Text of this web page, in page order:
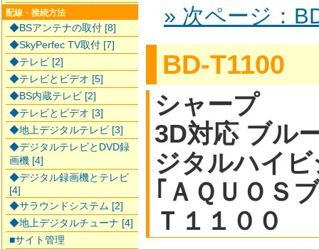
» 次ページ：
BD-T1100
シャープ
3D対応 ブル
ジタルハイ
｢ＡＱＵＯＳ
Ｔ１１００
配線・接続方法
◆BSアンテナの取付 [8]
◆SkyPerfec TV取付 [7]
◆テレビ [2]
◆テレビとビデオ [5]
◆BS内蔵テレビ [2]
◆テレビとビデオ [3]
◆地上デジタルテレビ [3]
◆デジタルテレビとDVD録
画機 [4]
◆デジタル録画機とテレビ
[4]
◆サラウンドシステム [2]
◆地上デジタルチューナ [4]
■サイト管理